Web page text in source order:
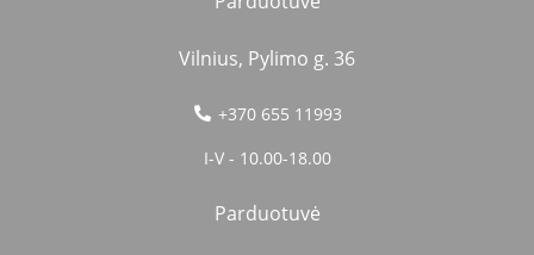
Vilnius, Pylimo g. 36
+370 655 11993
I-V - 10.00-18.00
Parduotuvė